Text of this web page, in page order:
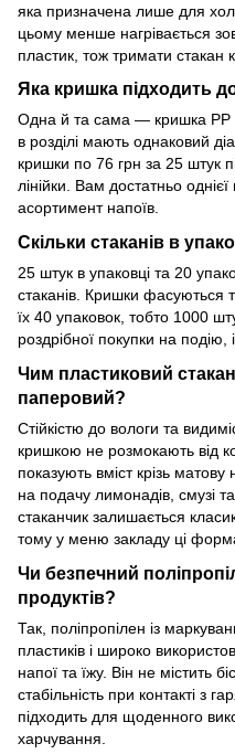
яка призначена лише для
цьому менше нагрівається
пластик, тож тримати стакан
Яка кришка підходить
Одна й та сама — кришка РР
в розділі мають однаковий
кришки по 76 грн за 25 штук
лінійки. Вам достатньо
асортимент напоїв.
Скільки стаканів в
25 штук в упаковці та 20
стаканів. Кришки фасуються
їх 40 упаковок, тобто 1000
роздрібної покупки на подію,
Чим пластиковий
паперовий?
Стійкістю до вологи та
кришкою не розмокають від
показують вміст крізь
на подачу лимонадів, смузі
стаканчик залишається
тому у меню закладу ці
Чи безпечний
продуктів?
Так, поліпропілен із
пластиків і широко
напої та їжу. Він не містить
стабільність при контакті з
підходить для щоденного
харчування.